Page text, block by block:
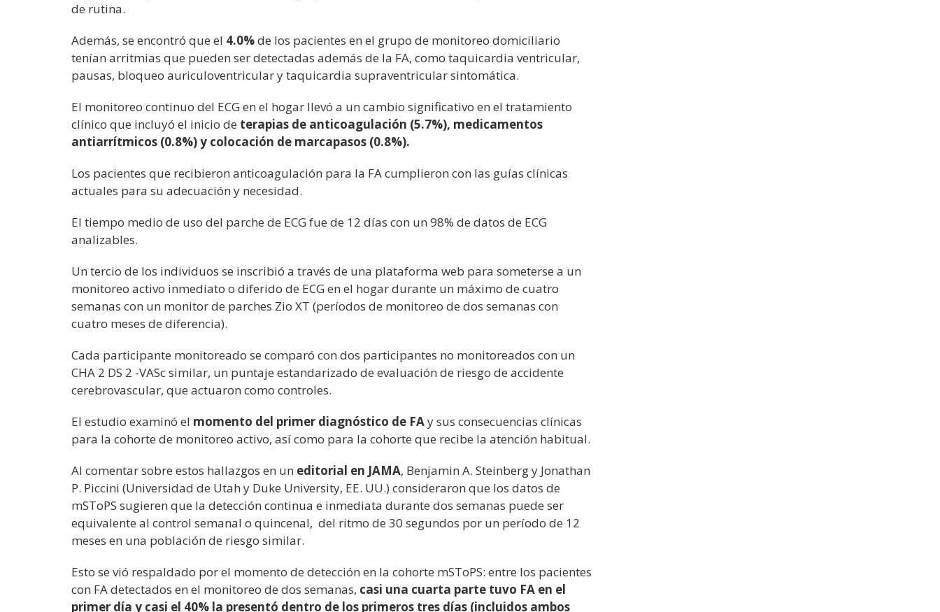
de rutina.
Además, se encontró que el 4.0%de los pacientes en el grupo de monitoreo domiciliario
tenían arritmias que pueden ser detectadas además de la FA, como taquicardia ventricular,
pausas, bloqueo auriculoventricular y taquicardia supraventricular sintomática.
El monitoreo continuo del ECG en el hogar llevó a un cambio significativo en el tratamiento
clínico que incluyó el inicio de terapias de anticoagulación (5.7%), medicamentos
antiarrítmicos (0.8%) y colocación de marcapasos (0.8%).
Los pacientes que recibieron anticoagulación para la FA cumplieron con las guías clínicas
actuales para su adecuación y necesidad.
El tiempo medio de uso del parche de ECG fue de 12 días con un 98% de datos de ECG
analizables.
Un tercio de los individuos se inscribió a través de una plataforma web para someterse a un
monitoreo activo inmediato o diferido de ECG en el hogar durante un máximo de cuatro
semanas con un monitor de parches Zio XT (períodos de monitoreo de dos semanas con
cuatro meses de diferencia).
Cada participante monitoreado se comparó con dos participantes no monitoreados con un
CHA 2 DS 2 -VASc similar, un puntaje estandarizado de evaluación de riesgo de accidente
cerebrovascular, que actuaron como controles.
El estudio examinó el momento del primer diagnóstico de FAy sus consecuencias clínicas
para la cohorte de monitoreo activo, así como para la cohorte que recibe la atención habitual.
Al comentar sobre estos hallazgos en un editorial en JAMA, Benjamin A. Steinberg y Jonathan
P. Piccini (Universidad de Utah y Duke University, EE. UU.) consideraron que los datos de
mSToPS sugieren que la detección continua e inmediata durante dos semanas puede ser
equivalente al control semanal o quincenal, del ritmo de 30 segundos por un período de 12
meses en una población de riesgo similar.
Esto se vió respaldado por el momento de detección en la cohorte mSToPS: entre los pacientes
con FA detectados en el monitoreo de dos semanas, casi una cuarta parte tuvo FA en el
primer día y casi el 40% la presentó dentro de los primeros tres días (incluidos ambos